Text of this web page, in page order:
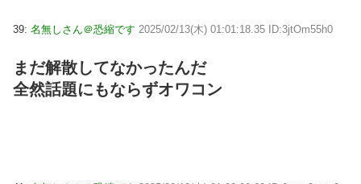
39: 名無しさん＠恐縮です 2025/02/13(木) 01:01:18.35 ID:3jtOm55h0
まだ解散してなかったんだ
全然話題にもならずオワコン